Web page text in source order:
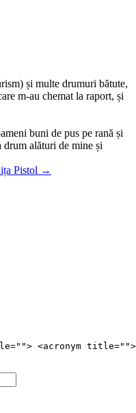
și multe drumuri bătute,
m-au chemat la raport, și
buni de pus pe rană și
alături de mine și
Pistol →
<acronym title="">